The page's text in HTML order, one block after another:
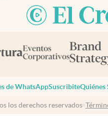
de WhatsAppSuscribiteQuiénes
los derechos reservados